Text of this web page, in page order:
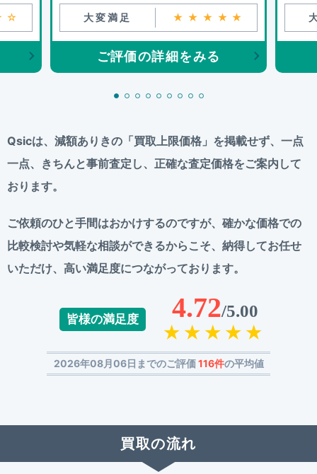
大変満足 ★★★★★
ご評価の詳細をみる
Qsicは、減額ありきの「買取上限価格」を掲載せず、 一点
一点、きちんと事前査定し、正確な査定価格をご案内して
おります。
ご依頼のひと手間はおかけするのですが、 確かな価格での
比較検討や気軽な相談ができるからこそ、 納得してお任せ
いただけ、高い満足度につながっております。
皆様の満足度 4.72/5.00
2026年08月06日までのご評価116件の平均値
買取の流れ